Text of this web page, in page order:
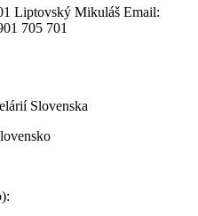
Liptovský Mikuláš Email:
705 701
Slovenska